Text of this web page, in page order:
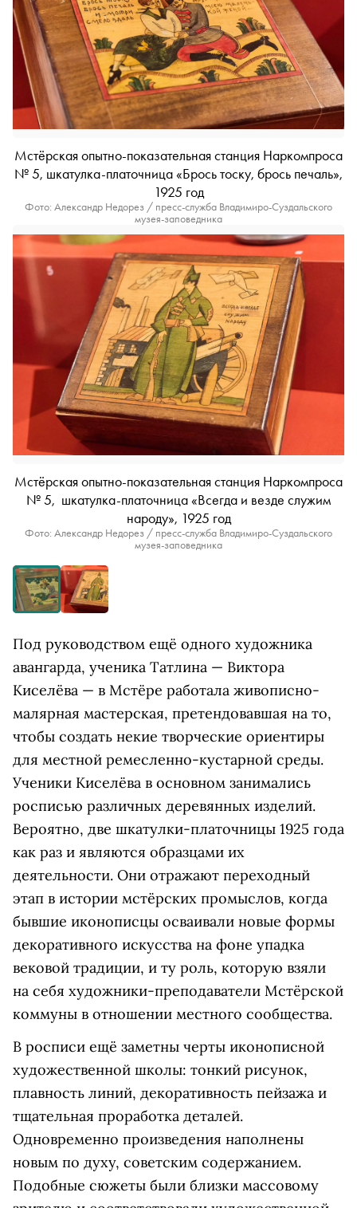
Мстёрская опытно-показательная станция Наркомпроса
№ 5, шкатулка-платочница «Брось тоску, брось печаль»,
1925 год
Фото: Александр Недорез / пресс-служба Владимиро-Суздальского
музея-заповедника
Мстёрская опытно-показательная станция Наркомпроса
№ 5, шкатулка-платочница «Всегда и везде служим
народу», 1925 год
Фото: Александр Недорез / пресс-служба Владимиро-Суздальского
музея-заповедника
Под руководством ещё одного художника
авангарда, ученика Татлина — Виктора
Киселёва — в Мстёре работала живописно-
малярная мастерская, претендовавшая на то,
чтобы создать некие творческие ориентиры
для местной ремесленно-кустарной среды.
Ученики Киселёва в основном занимались
росписью различных деревянных изделий.
Вероятно, две шкатулки-платочницы 1925 года
как раз и являются образцами их
деятельности. Они отражают переходный
этап в истории мстёрских промыслов, когда
бывшие иконописцы осваивали новые формы
декоративного искусства на фоне упадка
вековой традиции, и ту роль, которую взяли
на себя художники-преподаватели Мстёрской
коммуны в отношении местного сообщества.
В росписи ещё заметны черты иконописной
художественной школы: тонкий рисунок,
плавность линий, декоративность пейзажа и
тщательная проработка деталей.
Одновременно произведения наполнены
новым по духу, советским содержанием.
Подобные сюжеты были близки массовому